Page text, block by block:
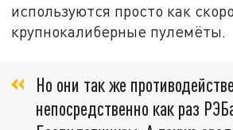
используются просто как
крупнокалиберные пулемёты.
Но они так же
непосредственно как раз